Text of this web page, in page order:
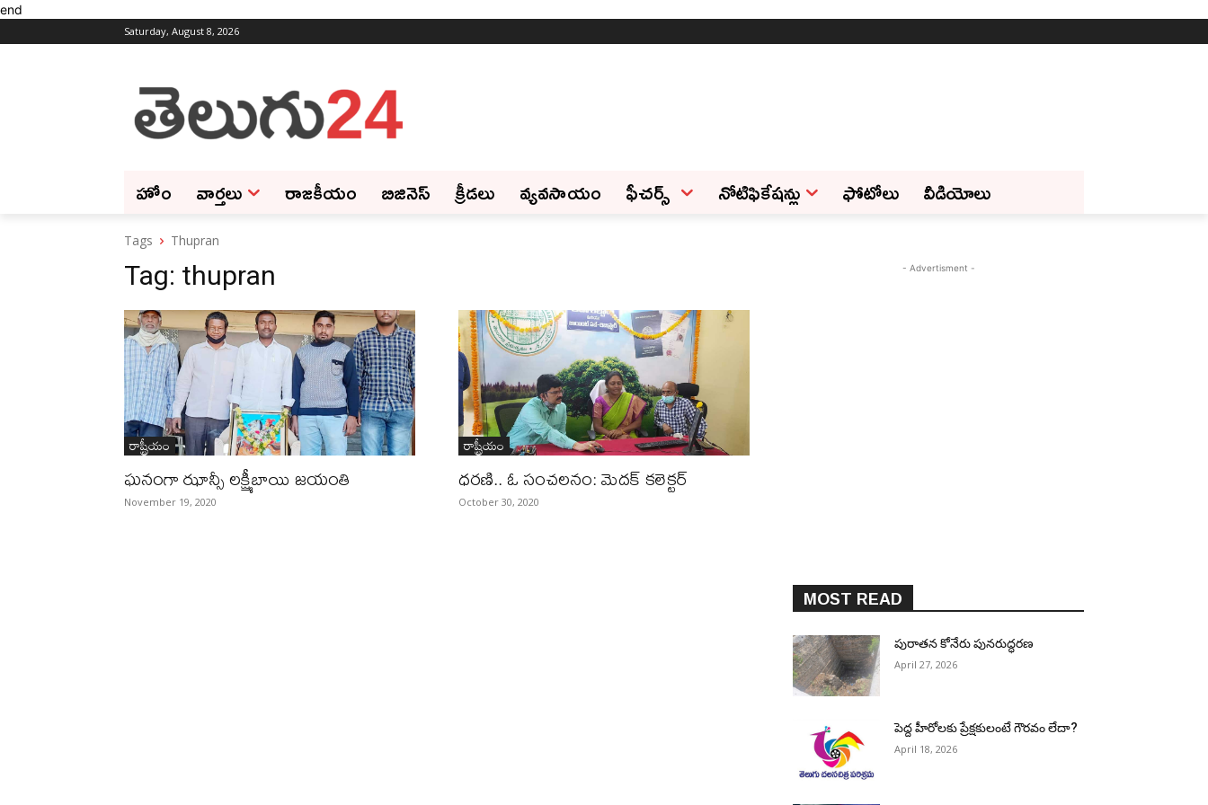
end
Saturday, August 8, 2026
హోం వార్తలు రాజకీయం బిజినెస్‌ క్రీడలు వ్యవసాయం ఫీచ‌ర్స్ ‌ నోటిఫికేషన్లు ఫోటోలు వీడియోలు
Tags Thupran
Tag: thupran
రాష్ట్రీయం
ఘనంగా ఝాన్సీ లక్ష్మీబాయి జయంతి
November 19, 2020
రాష్ట్రీయం
ధరణి.. ఓ సంచలనం: మెదక్ కలెక్టర్
October 30, 2020
- Advertisment -
MOST READ
పురాత‌న కోనేరు పున‌రుద్ధ‌ర‌ణ
April 27, 2026
పెద్ద హీరోల‌కు ప్రేక్ష‌కులంటే గౌర‌వం లేదా?
April 18, 2026